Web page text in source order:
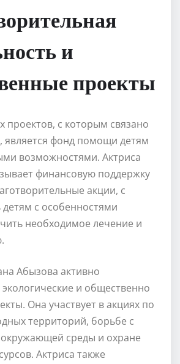
и
проекты
проектов, с которым связано
является фонд помощи детям
возможностями. Актриса
финансовую поддержку
акции, с
с особенностями
необходимое лечение и
Абызова активно
и общественно
Она участвует в акциях по
территорий, борьбе с
среды и охране
Актриса также